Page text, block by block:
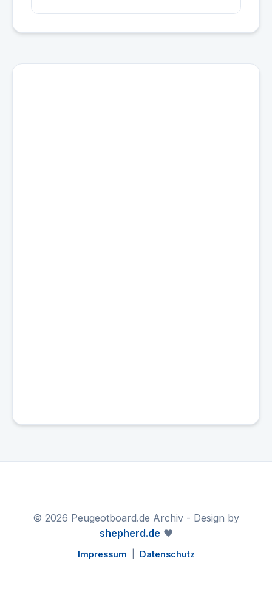
© 2026 Peugeotboard.de Archiv - Design by
shepherd.de ❤️
Impressum Datenschutz